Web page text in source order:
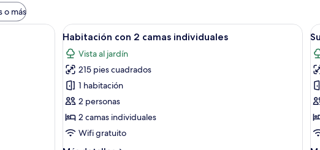
o más
cama, una silla, un escritorio, televisor y ventana con cortinas.
Abrir
todas
las
fotos
de
Habitación
con
2
Una habitación de hotel con dos
5
Habitación con 2 camas individuales
Vista al jardín
215 pies cuadrados
1 habitación
2 personas
2 camas individuales
Wifi gratuito